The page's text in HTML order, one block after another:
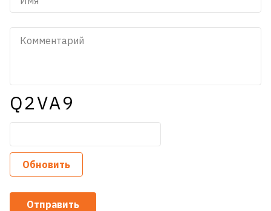
Q2VA9
Обновить
Отправить